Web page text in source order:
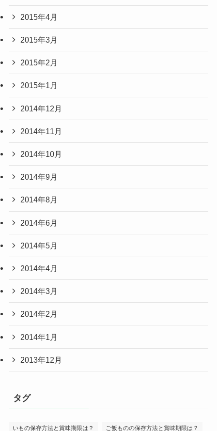
2015年4月
2015年3月
2015年2月
2015年1月
2014年12月
2014年11月
2014年10月
2014年9月
2014年8月
2014年6月
2014年5月
2014年4月
2014年3月
2014年2月
2014年1月
2013年12月
タグ
いもの保存方法と賞味期限は？ ご飯ものの保存方法と賞味期限は？